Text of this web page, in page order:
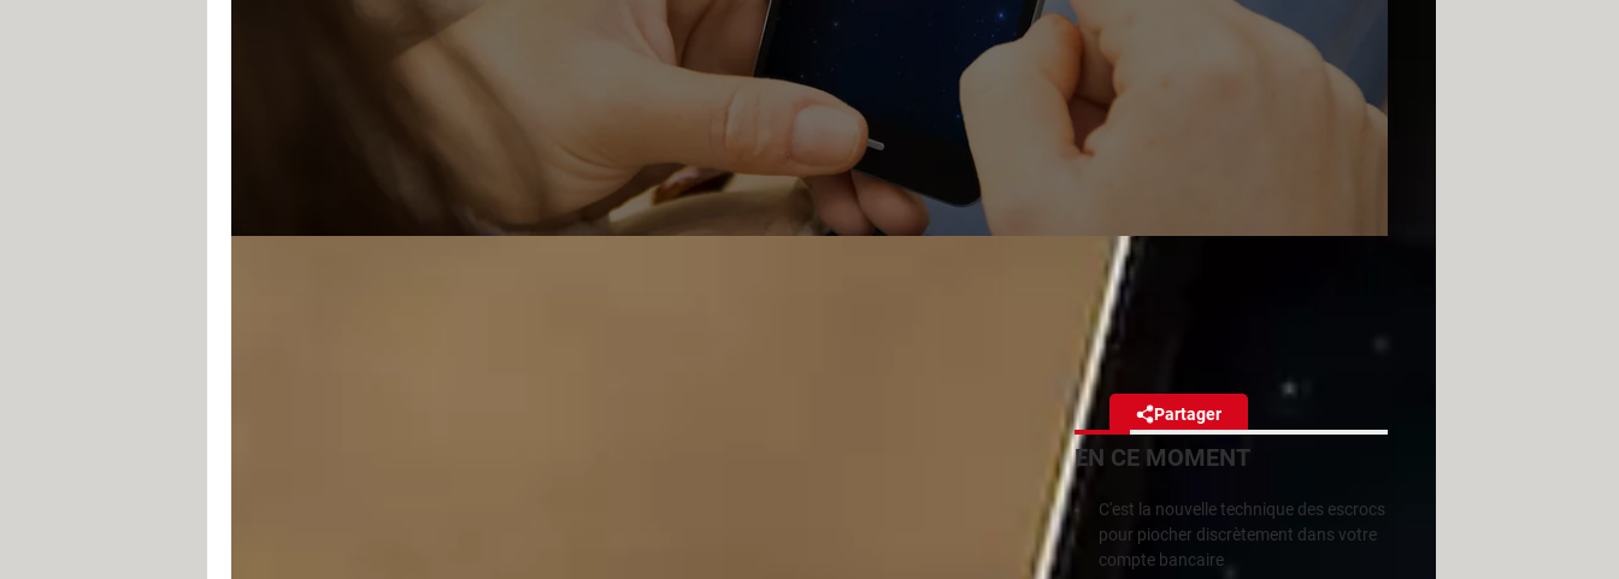
Ces applis vident la batterie de votre smartphone - Voici comment les
Partager
La batterie de votre smartphone se décharge un peu trop vite à votre goût ? Des applis qui tournent en arrière-plan
peuvent en être la cause. Pour regagner un peu d'autonomie, mieux vaut les désinstaller ou effectuer quelques
EN CE MOMENT
C'est la nouvelle technique des escrocs
pour piocher discrètement dans votre
compte bancaire